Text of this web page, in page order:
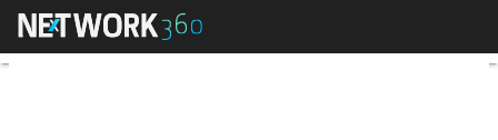
Tendencias del metaverso que